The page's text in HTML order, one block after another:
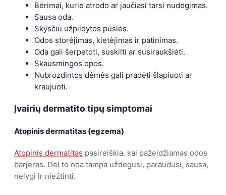
Bėrimai, kurie atrodo ar jaučiasi tarsi nudegimas.
Sausa oda.
Skysčiu užpildytos pūslės.
Odos storėjimas, kietėjimas ir patinimas.
Oda gali šerpetoti, suskilti ar susiraukšlėti.
Skausmingos opos.
Nubrozdintos dėmės gali pradėti šlapiuoti ar
kraujuoti.
Įvairių dermatito tipų simptomai
Atopinis dermatitas (egzema)
Atopinis dermatitas pasireiškia, kai pažeidžiamas odos
barjeras. Dėl to oda tampa uždegusi, paraudusi, sausa,
nelygi ir niežtinti.